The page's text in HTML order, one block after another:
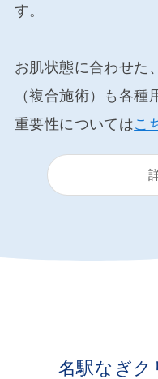
す。
お肌状態に合わせた、
（複合施術）も各種
重要性についてはこ
名駅なぎク